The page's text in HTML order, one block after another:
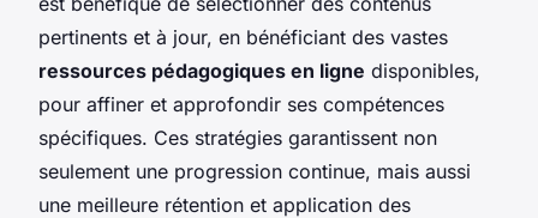
pertinents et à jour, en bénéficiant des vastes
ressources pédagogiques en ligne disponibles,
pour affiner et approfondir ses compétences
spécifiques. Ces stratégies garantissent non
seulement une progression continue, mais aussi
une meilleure rétention et application des